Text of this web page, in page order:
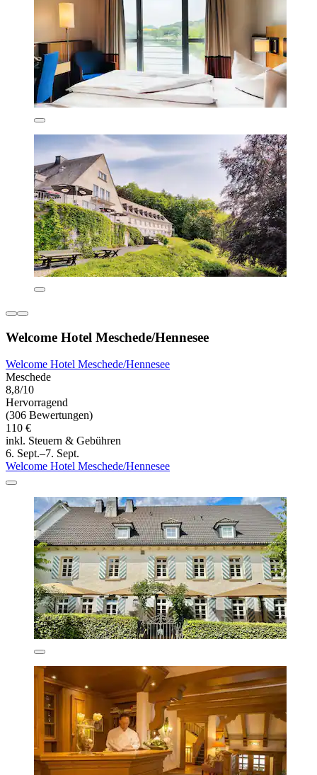
Welcome Hotel Meschede/Hennesee
Welcome Hotel Meschede/Hennesee
Meschede
8,8/10
Hervorragend
(306 Bewertungen)
110 €
inkl. Steuern & Gebühren
6. Sept.–7. Sept.
Welcome Hotel Meschede/Hennesee